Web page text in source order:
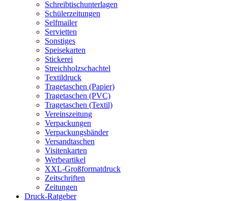
Schreibtischunterlagen
Schülerzeitungen
Selfmailer
Servietten
Sonstiges
Speisekarten
Stickerei
Streichholzschachtel
Textildruck
Tragetaschen (Papier)
Tragetaschen (PVC)
Tragetaschen (Textil)
Vereinszeitung
Verpackungen
Verpackungsbänder
Versandtaschen
Visitenkarten
Werbeartikel
XXL-Großformatdruck
Zeitschriften
Zeitungen
Druck-Ratgeber